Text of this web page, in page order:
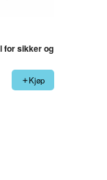
for sikker og
Kjøp